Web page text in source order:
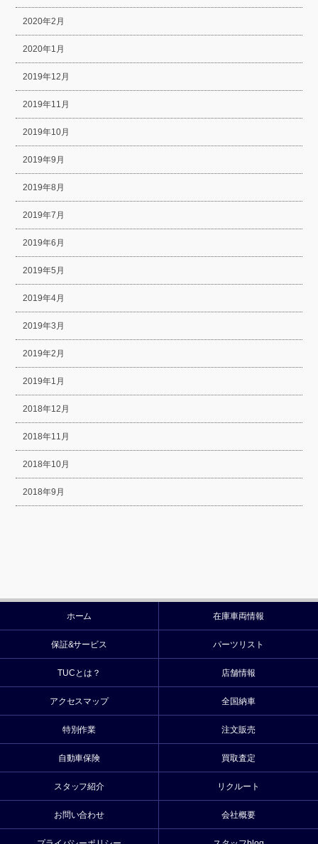
2020年2月
2020年1月
2019年12月
2019年11月
2019年10月
2019年9月
2019年8月
2019年7月
2019年6月
2019年5月
2019年4月
2019年3月
2019年2月
2019年1月
2018年12月
2018年11月
2018年10月
2018年9月
ホーム 在庫車両情報
保証&サービス パーツリスト
TUCとは？ 店舗情報
アクセスマップ 全国納車
特別作業 注文販売
自動車保険 買取査定
スタッフ紹介 リクルート
お問い合わせ 会社概要